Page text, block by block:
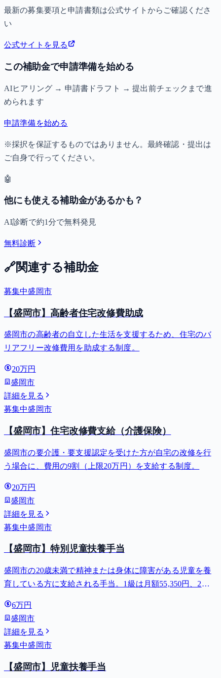
最新の募集要項と申請書類は公式サイトからご確認くださ
い
公式サイトを見る
この補助金で申請準備を始める
AIヒアリング → 申請書ドラフト → 提出前チェックまで進
められます
申請準備を始める
※採択を保証するものではありません。最終確認・提出は
ご自身で行ってください。
🤖
他にも使える補助金があるかも？
AI診断で約1分で無料発見
無料診断
🔗関連する補助金
募集中盛岡市
【盛岡市】高齢者住宅改修費助成
盛岡市の高齢者の自立した生活を支援するため、住宅のバ
リアフリー改修費用を助成する制度。
20万円
盛岡市
詳細を見る
募集中盛岡市
【盛岡市】住宅改修費支給（介護保険）
盛岡市の要介護・要支援認定を受けた方が自宅の改修を行
う場合に、費用の9割（上限20万円）を支給する制度。
20万円
盛岡市
詳細を見る
募集中盛岡市
【盛岡市】特別児童扶養手当
盛岡市の20歳未満で精神または身体に障害がある児童を養
育している方に支給される手当。1級は月額55,350円、2級
6万円
盛岡市
詳細を見る
募集中盛岡市
【盛岡市】児童扶養手当